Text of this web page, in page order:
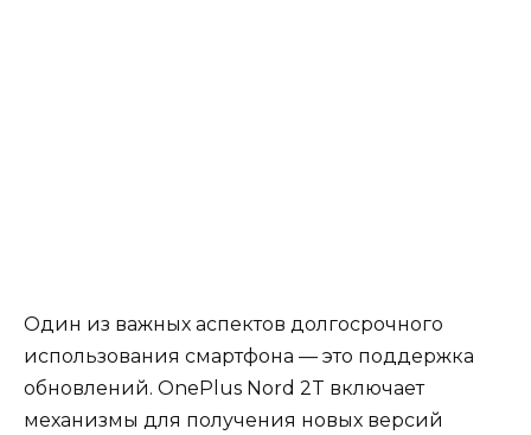
Один из важных аспектов долгосрочного
использования смартфона — это поддержка
обновлений. OnePlus Nord 2T включает
механизмы для получения новых версий